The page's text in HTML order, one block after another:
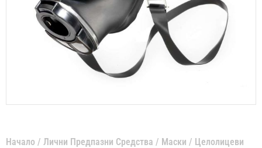
Начало / Лични Предпазни Средства / Маски / Целолицеви